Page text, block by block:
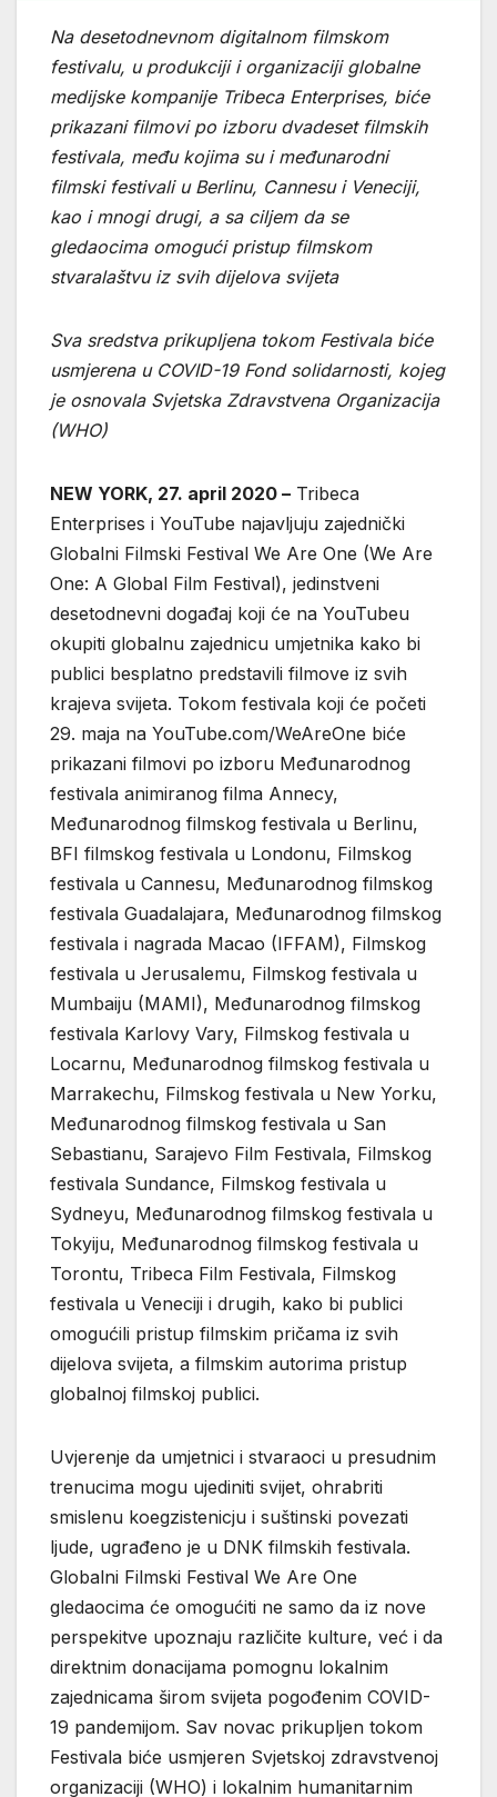
Na desetodnevnom digitalnom filmskom
festivalu, u produkciji i organizaciji globalne
medijske kompanije Tribeca Enterprises, biće
prikazani filmovi po izboru dvadeset filmskih
festivala, među kojima su i međunarodni
filmski festivali u Berlinu, Cannesu i Veneciji,
kao i mnogi drugi, a sa ciljem da se
gledaocima omogući pristup filmskom
stvaralaštvu iz svih dijelova svijeta
Sva sredstva prikupljena tokom Festivala biće
usmjerena u COVID-19 Fond solidarnosti, kojeg
je osnovala Svjetska Zdravstvena Organizacija
(WHO)
NEW YORK, 27. april 2020 – Tribeca
Enterprises i YouTube najavljuju zajednički
Globalni Filmski Festival We Are One (We Are
One: A Global Film Festival), jedinstveni
desetodnevni događaj koji će na YouTubeu
okupiti globalnu zajednicu umjetnika kako bi
publici besplatno predstavili filmove iz svih
krajeva svijeta. Tokom festivala koji će početi
29. maja na YouTube.com/WeAreOne biće
prikazani filmovi po izboru Međunarodnog
festivala animiranog filma Annecy,
Međunarodnog filmskog festivala u Berlinu,
BFI filmskog festivala u Londonu, Filmskog
festivala u Cannesu, Međunarodnog filmskog
festivala Guadalajara, Međunarodnog filmskog
festivala i nagrada Macao (IFFAM), Filmskog
festivala u Jerusalemu, Filmskog festivala u
Mumbaiju (MAMI), Međunarodnog filmskog
festivala Karlovy Vary, Filmskog festivala u
Locarnu, Međunarodnog filmskog festivala u
Marrakechu, Filmskog festivala u New Yorku,
Međunarodnog filmskog festivala u San
Sebastianu, Sarajevo Film Festivala, Filmskog
festivala Sundance, Filmskog festivala u
Sydneyu, Međunarodnog filmskog festivala u
Tokyiju, Međunarodnog filmskog festivala u
Torontu, Tribeca Film Festivala, Filmskog
festivala u Veneciji i drugih, kako bi publici
omogućili pristup filmskim pričama iz svih
dijelova svijeta, a filmskim autorima pristup
globalnoj filmskoj publici.
Uvjerenje da umjetnici i stvaraoci u presudnim
trenucima mogu ujediniti svijet, ohrabriti
smislenu koegzistenicju i suštinski povezati
ljude, ugrađeno je u DNK filmskih festivala.
Globalni Filmski Festival We Are One
gledaocima će omogućiti ne samo da iz nove
perspekitve upoznaju različite kulture, već i da
direktnim donacijama pomognu lokalnim
zajednicama širom svijeta pogođenim COVID-
19 pandemijom. Sav novac prikupljen tokom
Festivala biće usmjeren Svjetskoj zdravstvenoj
organizaciji (WHO) i lokalnim humanitarnim